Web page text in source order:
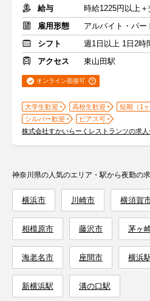
給与
時給1225円以上
雇用形態
アルバイト・パー
シフト
週1日以上 1日2時
アクセス
東山田駅
オンライン面接可
大学生歓迎 高校生歓迎
短期（1ヶ
シルバー歓迎
ピアス可
株式会社すかいらーくレストランツの求人
神奈川県の人気のエリア・駅から夜勤の
横浜市 川崎市 横須賀
相模原市 藤沢市 茅ヶ
海老名市 座間市 横浜
新横浜駅 溝の口駅